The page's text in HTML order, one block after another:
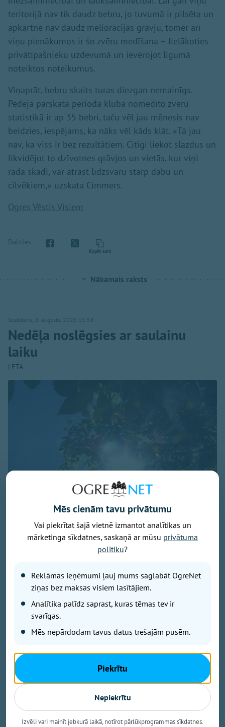
teritorijā nav tik daudz bebru, jo tuvumā ir pilsēta un
apkārtnē nav daudz meliorācijas grāvju, tomēr arī
viņu pienākumos ir šo zvēru medīšana – lielākoties
privātīpašnieku uzdevumā un ievērojot līgumā
noteiktos noteikumus.
Viņaprāt, bebru skaits turas diezgan nemainīgs.
Pēdējā pārskata periodā kluba nomedīto zvēru
statistikā ir ap 35 bebri, taču vēl jau mēnesis nav
beidzies, iespējams, ka nāks vēl kāds klāt. «Tā jau
nav, ka viss ir bez rezultātiem. Cītīgi liekot slazdus un
likvidējot to dzīvotnes grāvjos un vietās, kur viņi
rada skādi, var atrast līdzsvaru starp dabu un
cilvēkiem,» uzskata Cimmers.
Ogres Vēstis Visiem
Dalīties
Kopēt saiti
Nākamais raksts
Sestdiena, 8. augusts, 2026 15:58
Nedēļa noslēgsies ar saulainu
laiku
LETA
dienas sākumā daudzviet valstī saulains un sauss
laiks, liecina sinoptiķu prognozes.
No dienas vidus mākoņu daudzums palielināsies,
un gaiss iesils līdz +20...+25 grādiem.
Arī Rīgā gaidāma saulaina diena, vien brīžiem
debesis aizklās mākoņi. Lietus netiek prognozēts, un
vējš saglabāsies lēns. Maksimālā gaisa temperatūra
būs +23...+25 grādu robežās.
Mēs cienām tavu privātumu
Vai piekrītat šajā vietnē izmantot analītikas un
mārketinga sīkdatnes, saskaņā ar mūsu privātuma
politiku?
Reklāmas ieņēmumi ļauj mums saglabāt OgreNet
ziņas bez maksas visiem lasītājiem.
Analītika palīdz saprast, kuras tēmas tev ir
svarīgas.
Mēs nepārdodam tavus datus trešajām pusēm.
Piekrītu
Nepiekrītu
Izvēli vari mainīt jebkurā laikā, notīrot pārlūkprogrammas sīkdatnes.